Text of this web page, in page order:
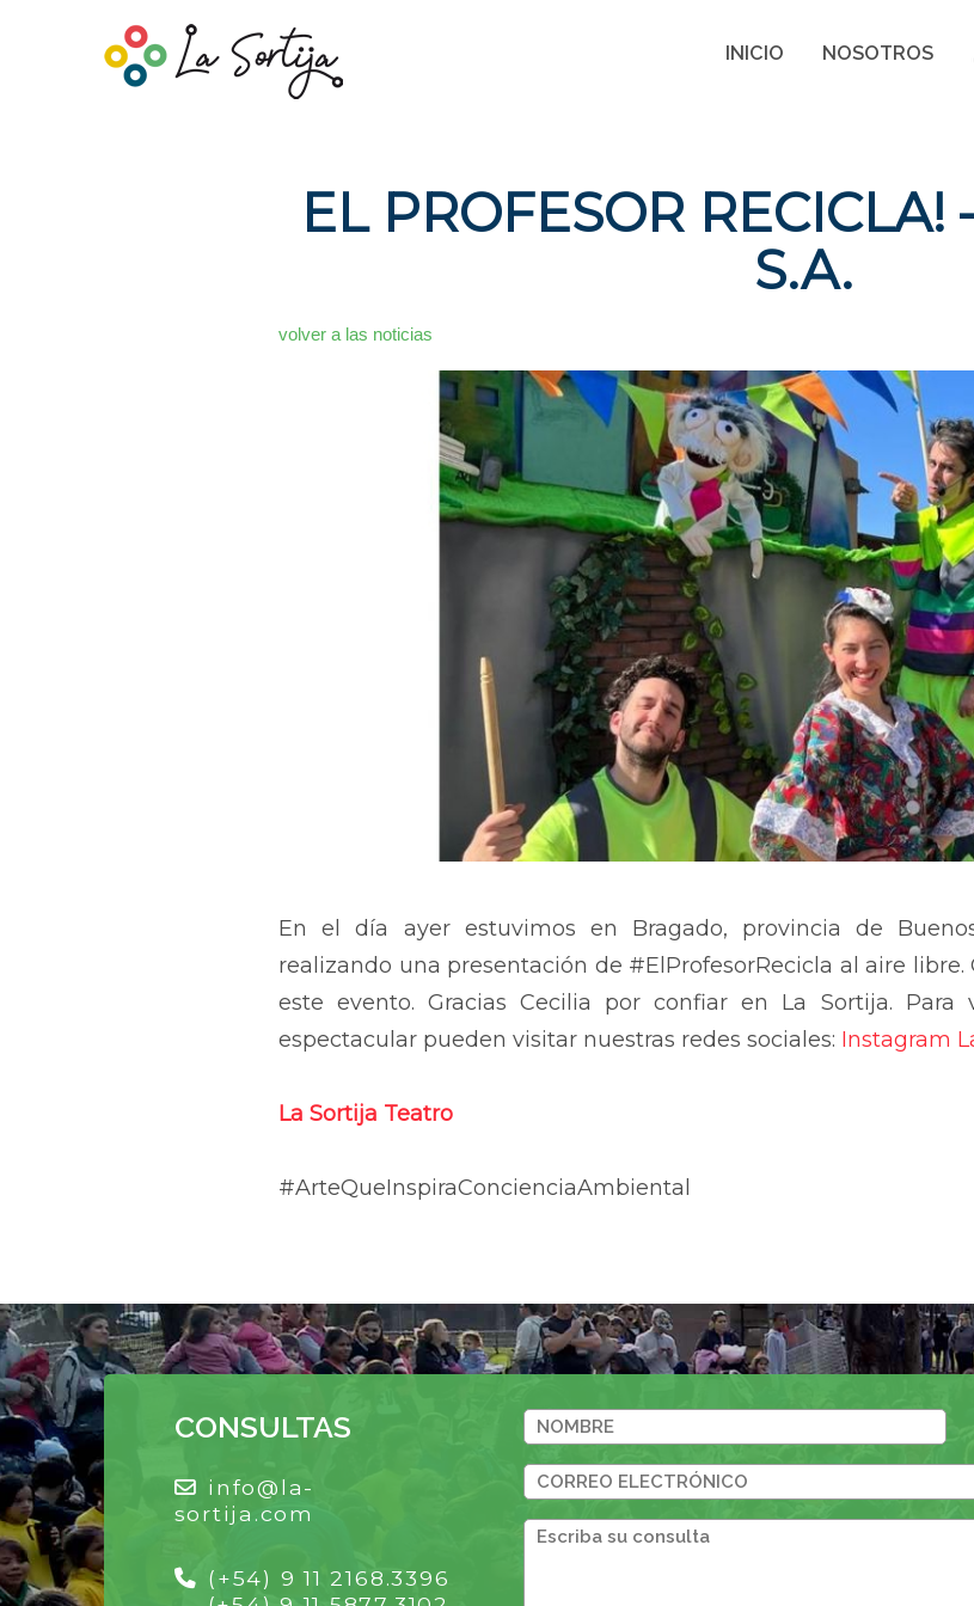
INICIO NOSOTROS
EL PROFESOR RECICLA!
S.A.
volver a las noticias
En el día ayer estuvimos en Bragado, provincia de
realizando una presentación de #ElProfesorRecicla al aire
este evento. Gracias Cecilia por confiar en La Sortija.
espectacular pueden visitar nuestras redes sociales: Instagram
La Sortija Teatro
#ArteQueInspiraConcienciaAmbiental
CONSULTAS
info@la-
sortija.com
(+54) 9 11 2168.3396